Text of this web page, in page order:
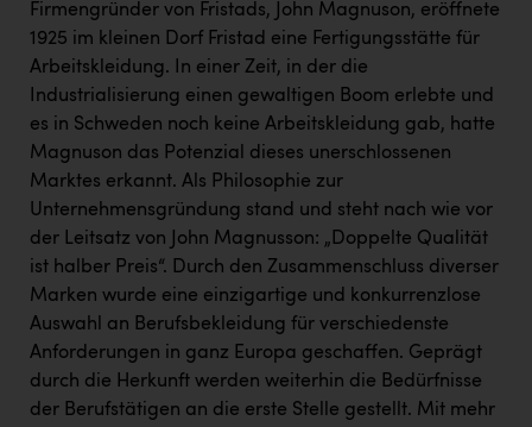
Firmengründer von Fristads, John Magnuson, eröffnete
1925 im kleinen Dorf Fristad eine Fertigungsstätte für
Arbeitskleidung. In einer Zeit, in der die
Industrialisierung einen gewaltigen Boom erlebte und
es in Schweden noch keine Arbeitskleidung gab, hatte
Magnuson das Potenzial dieses unerschlossenen
Marktes erkannt. Als Philosophie zur
Unternehmensgründung stand und steht nach wie vor
der Leitsatz von John Magnusson: „Doppelte Qualität
ist halber Preis“. Durch den Zusammenschluss diverser
Marken wurde eine einzigartige und konkurrenzlose
Auswahl an Berufsbekleidung für verschiedenste
Anforderungen in ganz Europa geschaffen. Geprägt
durch die Herkunft werden weiterhin die Bedürfnisse
der Berufstätigen an die erste Stelle gestellt. Mit mehr